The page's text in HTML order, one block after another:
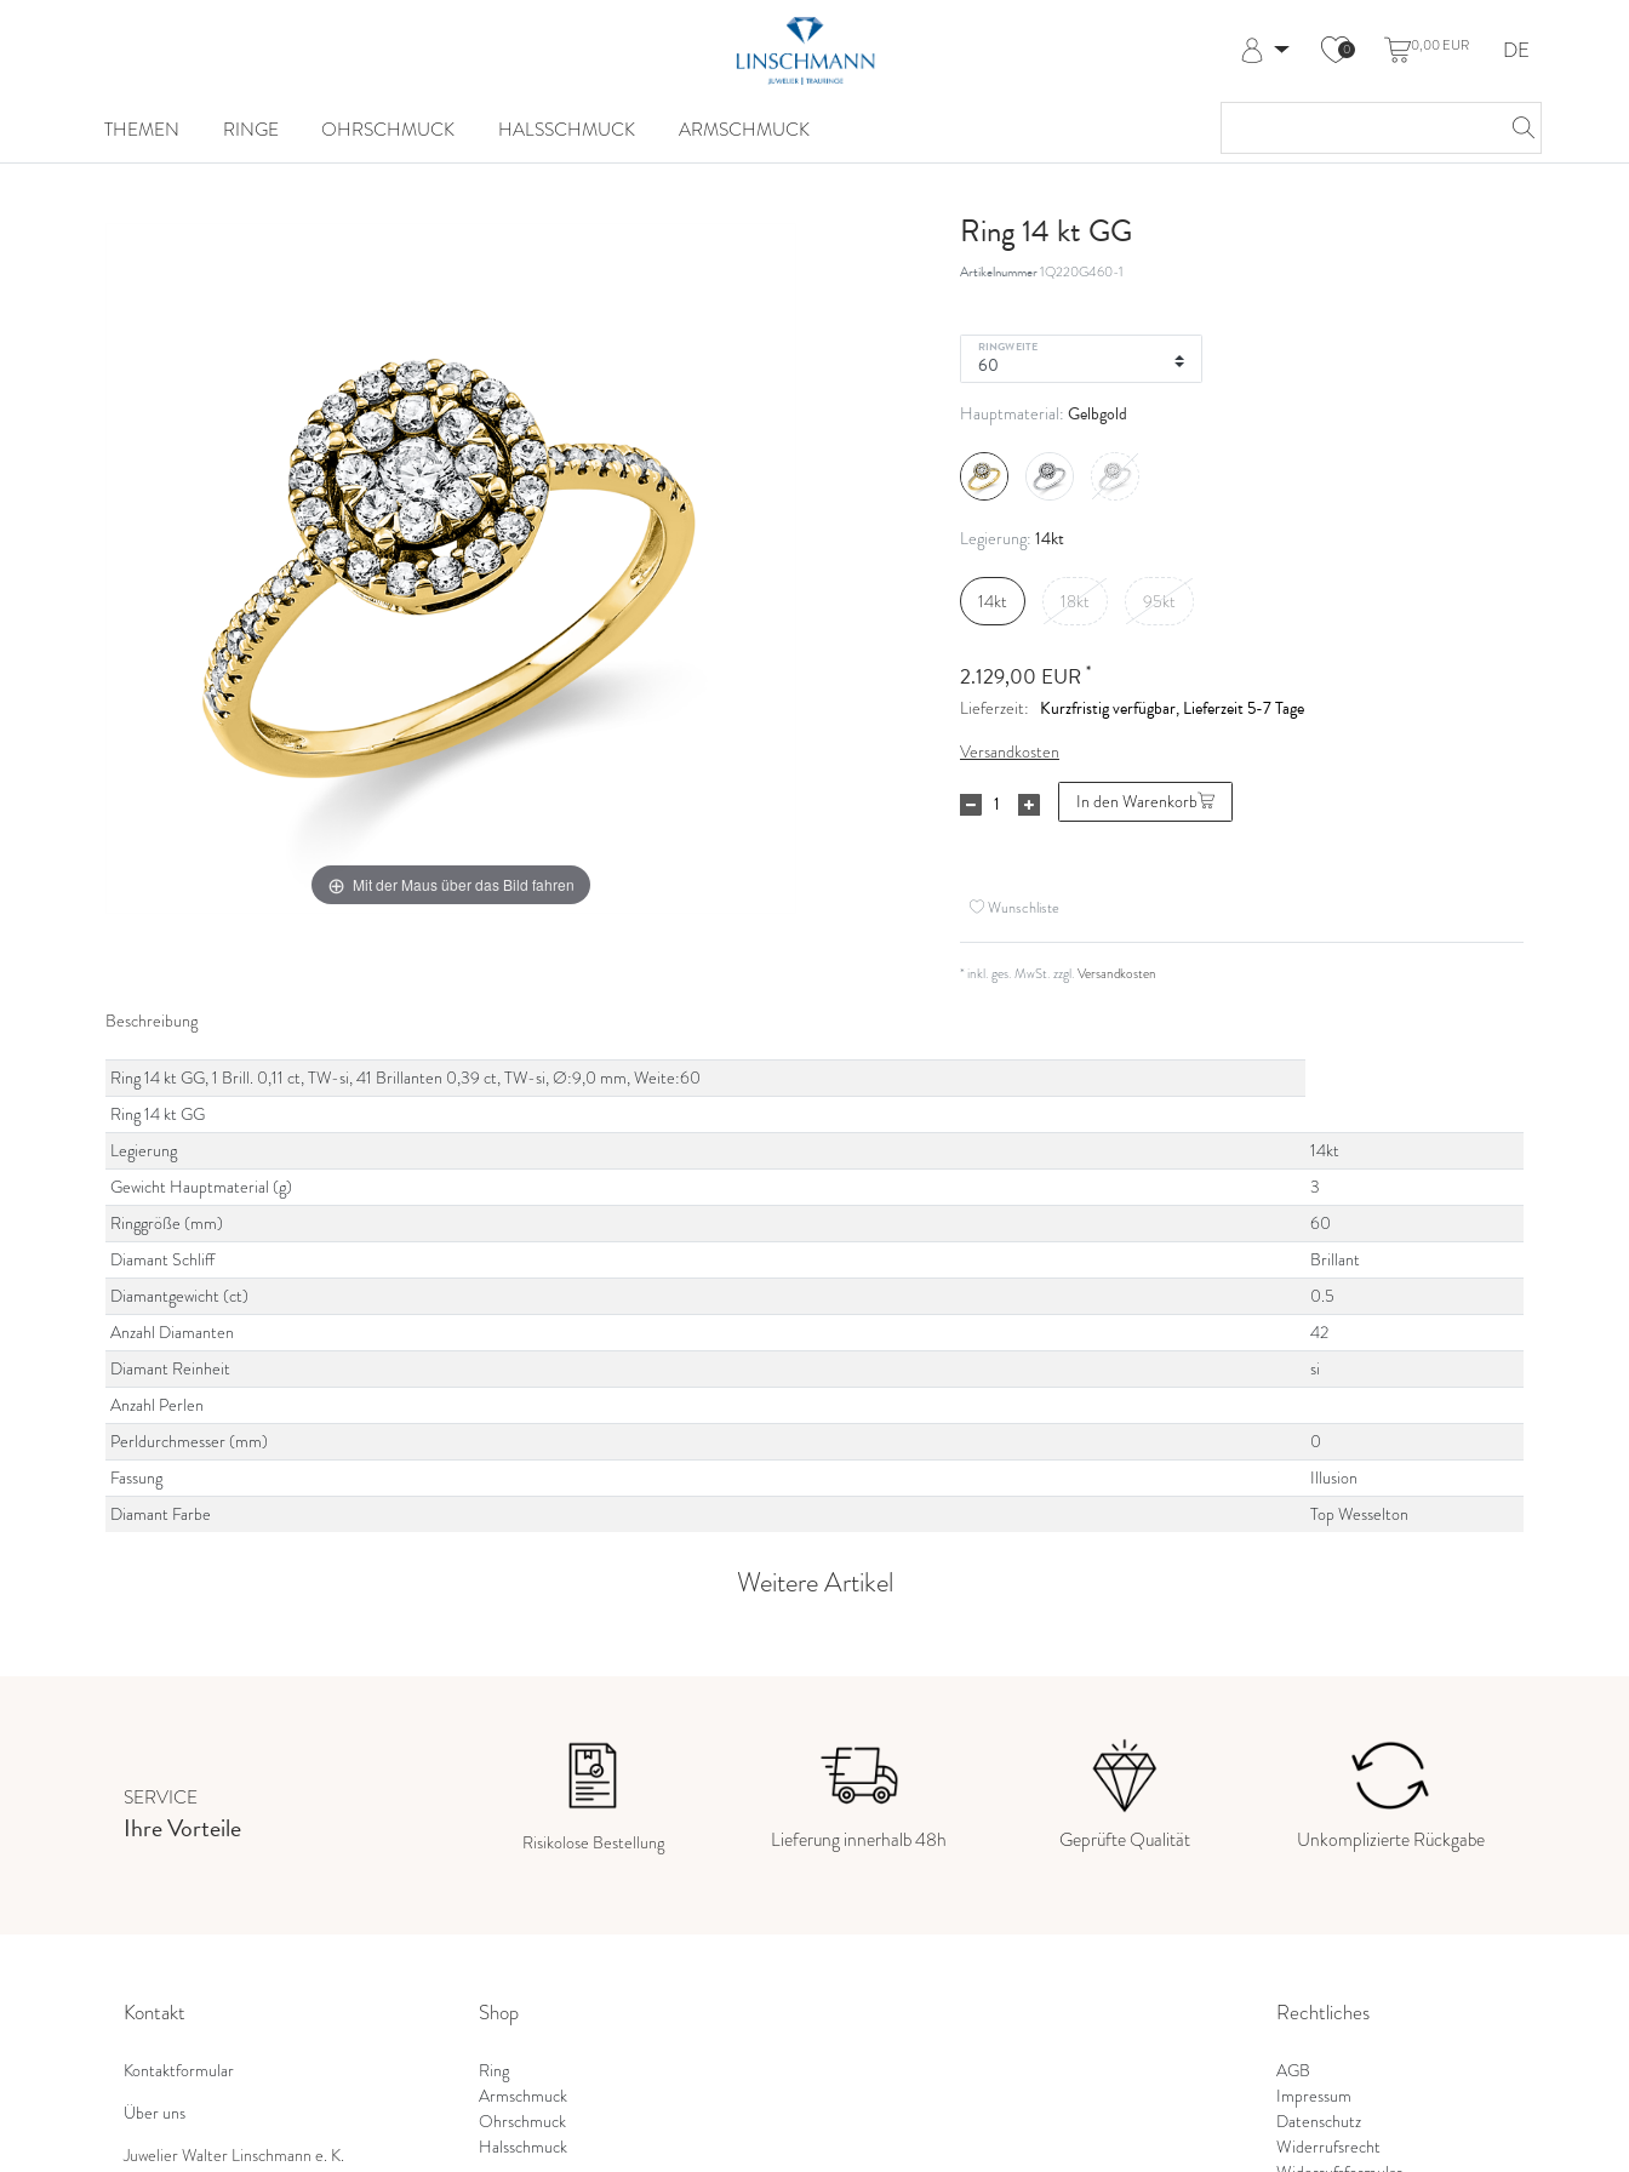
0 0,00 EUR DE
THEMEN RINGE OHRSCHMUCK HALSSCHMUCK ARMSCHMUCK
Mit der Maus über das Bild fahren
Ring 14 kt GG
Artikelnummer1Q220G460-1
RINGWEITE
Hauptmaterial: Gelbgold
Legierung: 14kt
14kt 18kt 95kt
2.129,00 EUR *
Lieferzeit: Kurzfristig verfügbar, Lieferzeit 5-7 Tage
Versandkosten
In den Warenkorb
Wunschliste
* inkl. ges. MwSt. zzgl.Versandkosten
Beschreibung
Ring 14 kt GG, 1 Brill. 0,11 ct, TW-si, 41 Brillanten 0,39 ct, TW-si, Ø:9,0 mm, Weite:60
Ring 14 kt GG
Legierung
14kt
Gewicht Hauptmaterial (g)
3
Ringgröße (mm)
60
Diamant Schliff
Brillant
Diamantgewicht (ct)
0.5
Anzahl Diamanten
42
Diamant Reinheit
si
Anzahl Perlen
Perldurchmesser (mm)
0
Fassung
Illusion
Diamant Farbe
Top Wesselton
Weitere Artikel
SERVICE
Ihre Vorteile Risikolose Bestellung Lieferung innerhalb 48h Geprüfte Qualität Unkomplizierte Rückgabe
Kontakt
Kontaktformular
Über uns
Juwelier Walter Linschmann e. K.
Shop
Ring
Armschmuck
Ohrschmuck
Halsschmuck
Rechtliches
AGB
Impressum
Datenschutz
Widerrufsrecht